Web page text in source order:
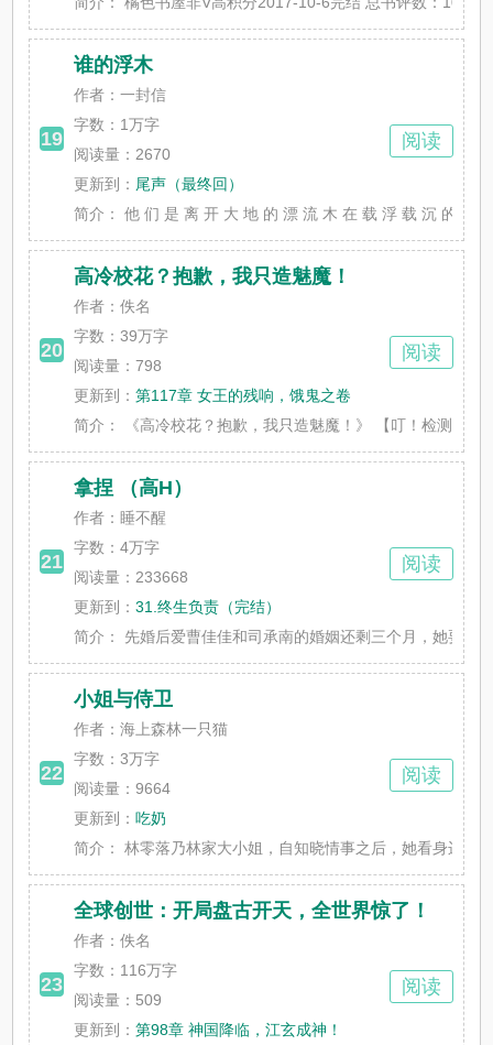
19
谁的浮木
作者：一封信
字数： 1万字
阅读量：2670
更新到： 尾声（最终回）
简介：
他 们 是 离 开 大 地 的 漂 流 木 在 载 浮 载 沉 的 人
阅读
20
高冷校花？抱歉，我只造魅魔！
作者：佚名
字数：39万字
阅读量：798
更新到：第117章 女王的残响，饿鬼之卷
简介：
《高冷校花？抱歉，我只造魅魔！》 【叮！检测到
阅读
21
拿捏 （高H）
作者：睡不醒
字数：4万字
阅读量：233668
更新到：31.终生负责（完结）
简介：
先婚后爱曹佳佳和司承南的婚姻还剩三个月，她要
阅读
22
小姐与侍卫
作者：海上森林一只猫
字数：3万字
阅读量：9664
更新到：吃奶
简介：
林零落乃林家大小姐，自知晓情事之后，她看身边侍
阅读
23
全球创世：开局盘古开天，全世界惊了！
作者：佚名
字数： 116万字
阅读量：509
更新到：第98章 神国降临，江玄成神！
阅读